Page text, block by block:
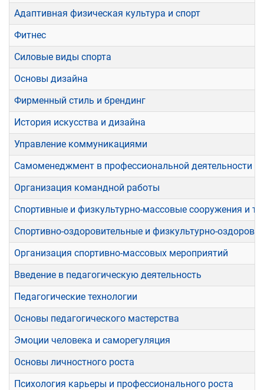
Адаптивная физическая культура и спорт
Фитнес
Силовые виды спорта
Основы дизайна
Фирменный стиль и брендинг
История искусства и дизайна
Управление коммуникациями
Самоменеджмент в профессиональной деятельности
Организация командной работы
Спортивные и физкультурно-массовые сооружения и
Спортивно-оздоровительные и физкультурно-
Организация спортивно-массовых мероприятий
Введение в педагогическую деятельность
Педагогические технологии
Основы педагогического мастерства
Эмоции человека и саморегуляция
Основы личностного роста
Психология карьеры и профессионального роста